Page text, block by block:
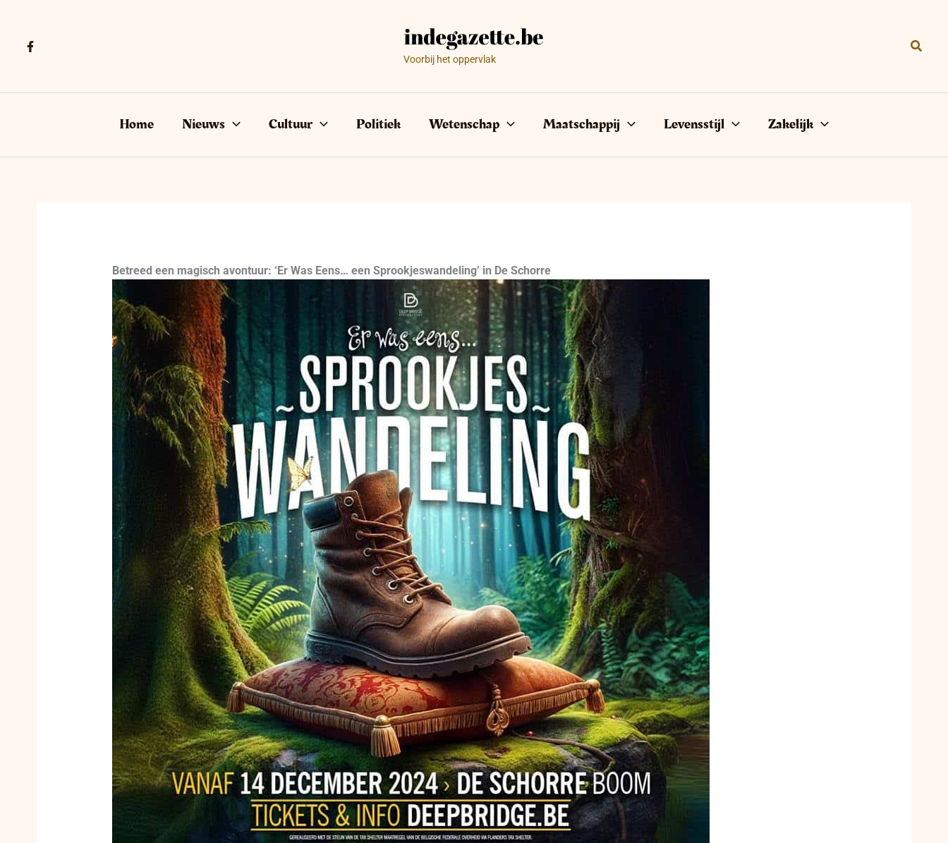
Voorbij het oppervlak
Home Nieuws Cultuur Politiek Wetenschap Maatschappij Levensstijl Zakelijk
Betreed een magisch avontuur: ‘Er Was Eens… een Sprookjeswandeling’ in De Schorre